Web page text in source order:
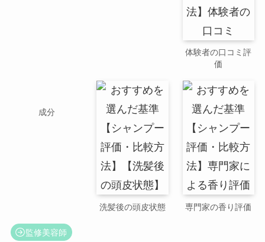
体験者の口コミ評
価
成分
洗髪後の頭皮状態 専門家の香り評価
監修美容師